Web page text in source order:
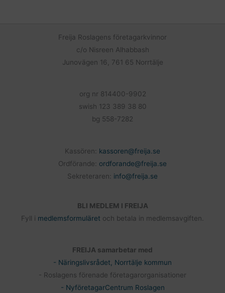
Freija Roslagens företagarkvinnor
c/o Nisreen Alhabbash
Junovägen 16, 761 65 Norrtälje
org nr 814400-9902
swish 123 389 38 80
bg 558-7282
Kassören: kassoren@freija.se
Ordförande: ordforande@freija.se
Sekreteraren: info@freija.se
BLI MEDLEM I FREIJA
Fyll i medlemsformuläret och betala in medlemsavgiften.
FREIJA samarbetar med
- Näringslivsrådet, Norrtälje kommun
- Roslagens förenade företagarorganisationer
- NyföretagarCentrum Roslagen